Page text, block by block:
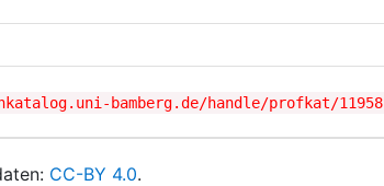
bamberg.de/handle/profkat/11958
CC-BY 4.0.